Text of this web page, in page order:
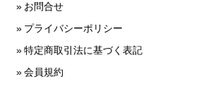
お問合せ
プライバシーポリシー
特定商取引法に基づく表記
会員規約